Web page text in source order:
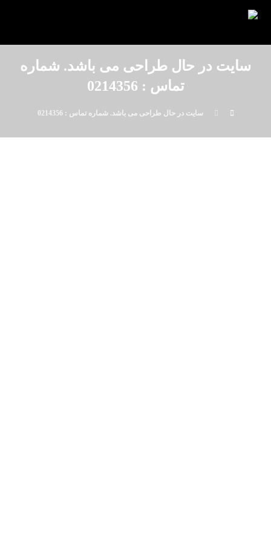
سایت در حال طراحی می باشد. شماره
تماس : 0214356
سایت در حال طراحی می باشد. شماره تماس : 0214356